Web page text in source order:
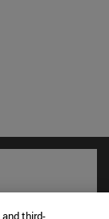
third-